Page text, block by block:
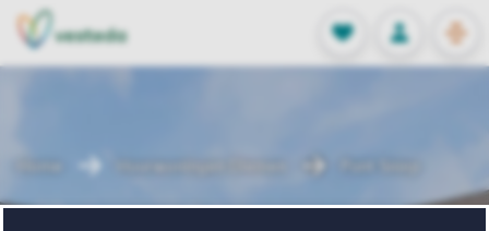
FAVORIETEN
Opgeslagen
INLOGGEN
NL
EN